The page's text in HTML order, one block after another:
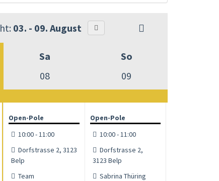
03. - 09. August
Sa
08
So
09
Open-Pole
10:00 - 11:00
Dorfstrasse 2, 3123
Belp
Team
Open-Pole
10:00 - 11:00
Dorfstrasse 2,
3123 Belp
Sabrina Thüring